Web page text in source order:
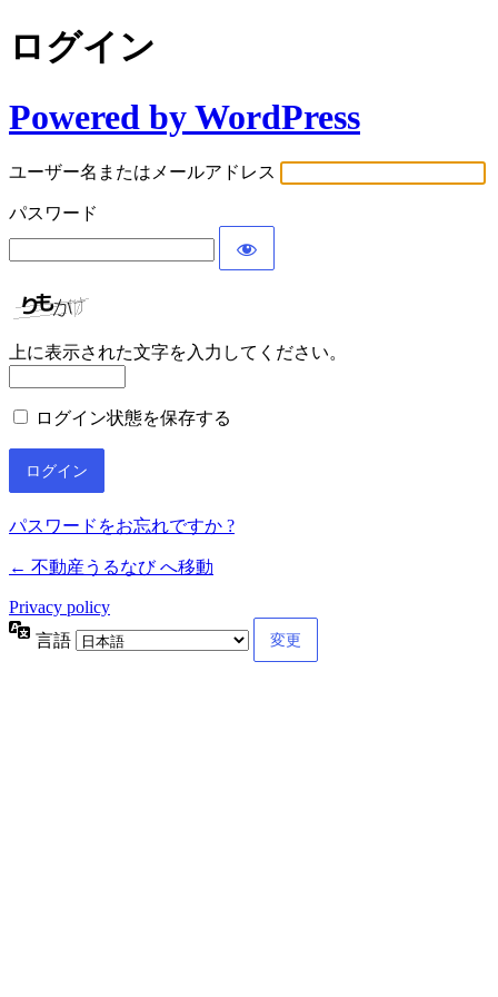
ログイン
Powered by WordPress
ユーザー名またはメールアドレス
パスワード
上に表示された文字を入力してください。
ログイン状態を保存する
パスワードをお忘れですか ?
← 不動産うるなび へ移動
Privacy policy
言語